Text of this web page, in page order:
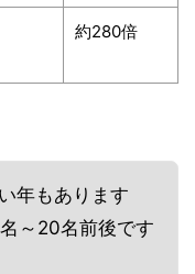
約280倍
年もあります
～20名前後です